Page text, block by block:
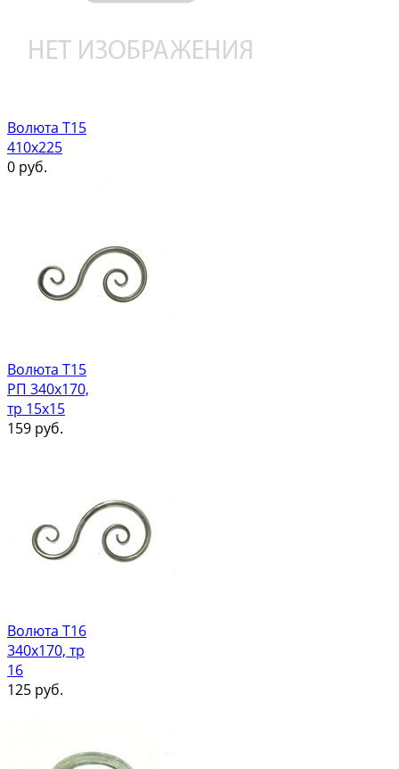
Волюта Т15
410х225
0 руб.
Волюта Т15
РП 340х170,
тр 15х15
159 руб.
Волюта Т16
340х170, тр
16
125 руб.